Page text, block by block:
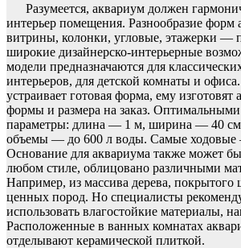
Разумеется, аквариум должен
интерьер помещения. Разнообразие
витрины, колонки, угловые, этажерки —
широкие дизайнерско-интерьерные
модели предназначаются для
интерьеров, для детской комнаты и
устраивает готовая форма, ему
формы и размера на заказ.
параметры: длина — 1 м, ширина — 40 см
объемы — до 600 л воды. Самые
Основание для аквариума также может
любом стиле, облицовано различными
Например, из массива дерева,
ценных пород. Но специалисты
использовать влагостойкие материалы,
Расположенные в ванных комнатах
отделывают керамической плиткой.